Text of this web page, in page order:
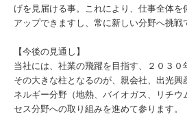
げを見届ける事。これにより、仕事全体を
アップできますし、常に新しい分野へ挑戦
【今後の見通し】
当社には、社業の飛躍を目指す、２０３０
その大きな柱となるのが、親会社、出光興
ネルギー分野（地熱、バイオガス、リチウ
セス分野への取り組みを進めて参ります。